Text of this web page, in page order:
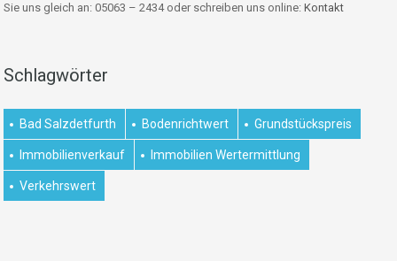
Sie uns gleich an: 05063 – 2434 oder schreiben uns online: Kontakt
Schlagwörter
Bad Salzdetfurth Bodenrichtwert Grundstückspreis
Immobilienverkauf Immobilien Wertermittlung
Verkehrswert